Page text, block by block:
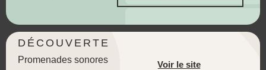
DÉCOUVERTE
Promenades sonores Voir le site